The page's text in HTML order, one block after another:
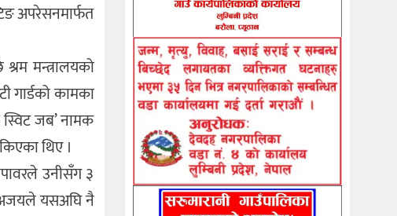
अपरेसनमार्फत
मन्त्रालयको
गार्डको कामका
जब’ नामक
थिए ।
उनीसँग ३
अजयले यसअघि नै